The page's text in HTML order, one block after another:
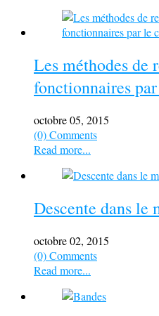
Les méthodes de
fonctionnaires
octobre 05, 2015
(0) Comments
Read more...
Descente dans le
octobre 02, 2015
(0) Comments
Read more...